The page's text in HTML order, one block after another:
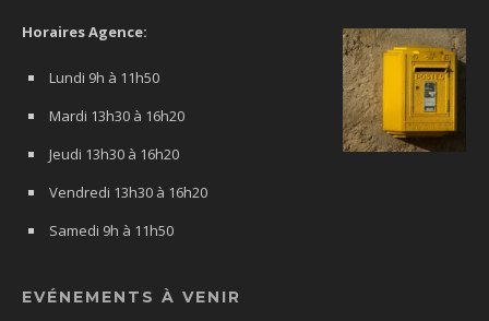
Horaires Agence:
Lundi 9h à 11h50
Mardi 13h30 à 16h20
Jeudi 13h30 à 16h20
Vendredi 13h30 à 16h20
Samedi 9h à 11h50
EVÉNEMENTS À VENIR